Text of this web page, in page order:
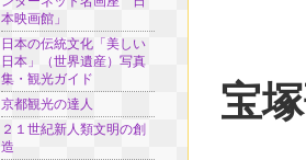
宝
本映画館」
日本の伝統文化「美しい
日本」（世界遺産）写真
集・観光ガイド
京都観光の達人
２１世紀新人類文明の創
造